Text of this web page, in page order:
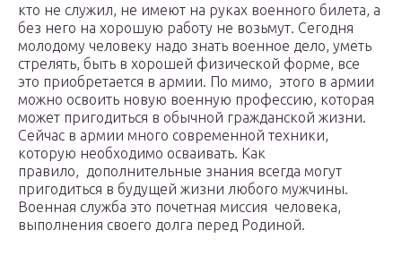
кто не служил, не имеют на руках военного билета, а
без него на хорошую работу не возьмут. Сегодня
молодому человеку надо знать военное дело, уметь
стрелять, быть в хорошей физической форме, все
это приобретается в армии. По мимо, этого в армии
можно освоить новую военную профессию, которая
может пригодиться в обычной гражданской жизни.
Сейчас в армии много современной техники,
которую необходимо осваивать. Как
правило, дополнительные знания всегда могут
пригодиться в будущей жизни любого мужчины.
Военная служба это почетная миссия человека,
выполнения своего долга перед Родиной.